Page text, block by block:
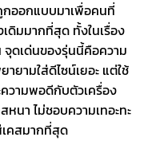
ออกแบบมาเพื่อคนที่
ดิมมากที่สุด ทั้งในเรื่อง
จุดเด่นของรุ่นนี้คือความ
ยามใส่ดีไซน์เยอะ แต่ใช้
วามพอดีกับตัวเครื่อง
นา ไม่ชอบความเทอะทะ
เคสมากที่สุด